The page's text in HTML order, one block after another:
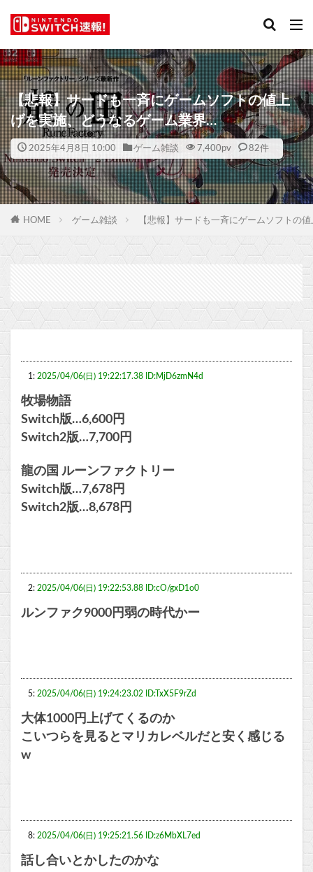
【悲報】サードも一斉にゲームソフトの値上
げを実施、どうなるゲーム業界…
2025年4月8日 10:00 ゲーム雑談 7,400pv 82件
HOME ゲーム雑談 【悲報】サードも一斉にゲームソフトの
1: 2025/04/06(日) 19:22:17.38 ID:MjD6zmN4d
牧場物語
Switch版…6,600円
Switch2版…7,700円
龍の国 ルーンファクトリー
Switch版…7,678円
Switch2版…8,678円
2: 2025/04/06(日) 19:22:53.88 ID:cO/gxD1o0
ルンファク9000円弱の時代かー
5: 2025/04/06(日) 19:24:23.02 ID:TxX5F9rZd
大体1000円上げてくるのか
こいつらを見るとマリカレベルだと安く感じる
w
8: 2025/04/06(日) 19:25:21.56 ID:z6MbXL7ed
話し合いとかしたのかな